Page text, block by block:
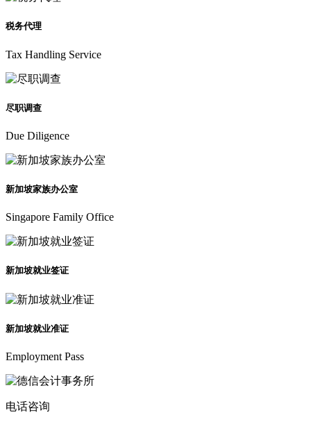
税务代理
Tax Handling Service
尽职调查
Due Diligence
新加坡家族办公室
Singapore Family Office
新加坡就业签证
新加坡就业准证
Employment Pass
电话咨询